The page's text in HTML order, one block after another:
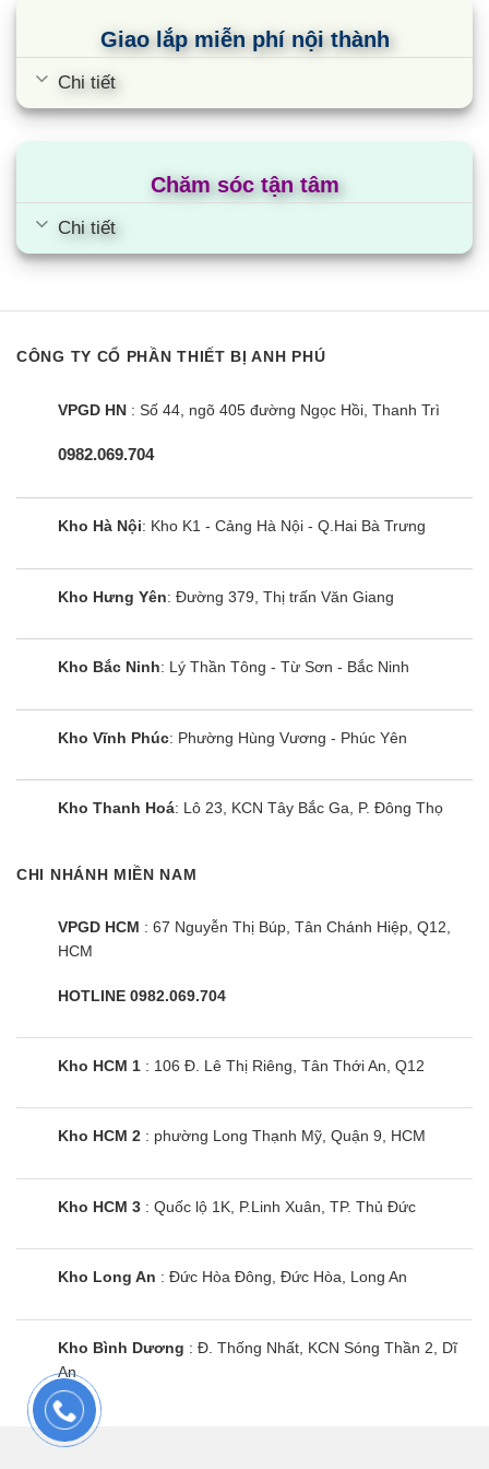
Giao lắp miễn phí nội thành
Chi tiết
Chăm sóc tận tâm
Chi tiết
CÔNG TY CỔ PHẦN THIẾT BỊ ANH PHÚ
VPGD HN : Số 44, ngõ 405 đường Ngọc Hồi, Thanh Trì
0982.069.704
Kho Hà Nội: Kho K1 - Cảng Hà Nội - Q.Hai Bà Trưng
Kho Hưng Yên: Đường 379, Thị trấn Văn Giang
Kho Bắc Ninh: Lý Thần Tông - Từ Sơn - Bắc Ninh
Kho Vĩnh Phúc: Phường Hùng Vương - Phúc Yên
Kho Thanh Hoá: Lô 23, KCN Tây Bắc Ga, P. Đông Thọ
CHI NHÁNH MIỀN NAM
VPGD HCM : 67 Nguyễn Thị Búp, Tân Chánh Hiệp, Q12,
HCM
HOTLINE 0982.069.704
Kho HCM 1 : 106 Đ. Lê Thị Riêng, Tân Thới An, Q12
Kho HCM 2 : phường Long Thạnh Mỹ, Quận 9, HCM
Kho HCM 3 : Quốc lộ 1K, P.Linh Xuân, TP. Thủ Đức
Kho Long An : Đức Hòa Đông, Đức Hòa, Long An
Kho Bình Dương : Đ. Thống Nhất, KCN Sóng Thần 2, Dĩ
An